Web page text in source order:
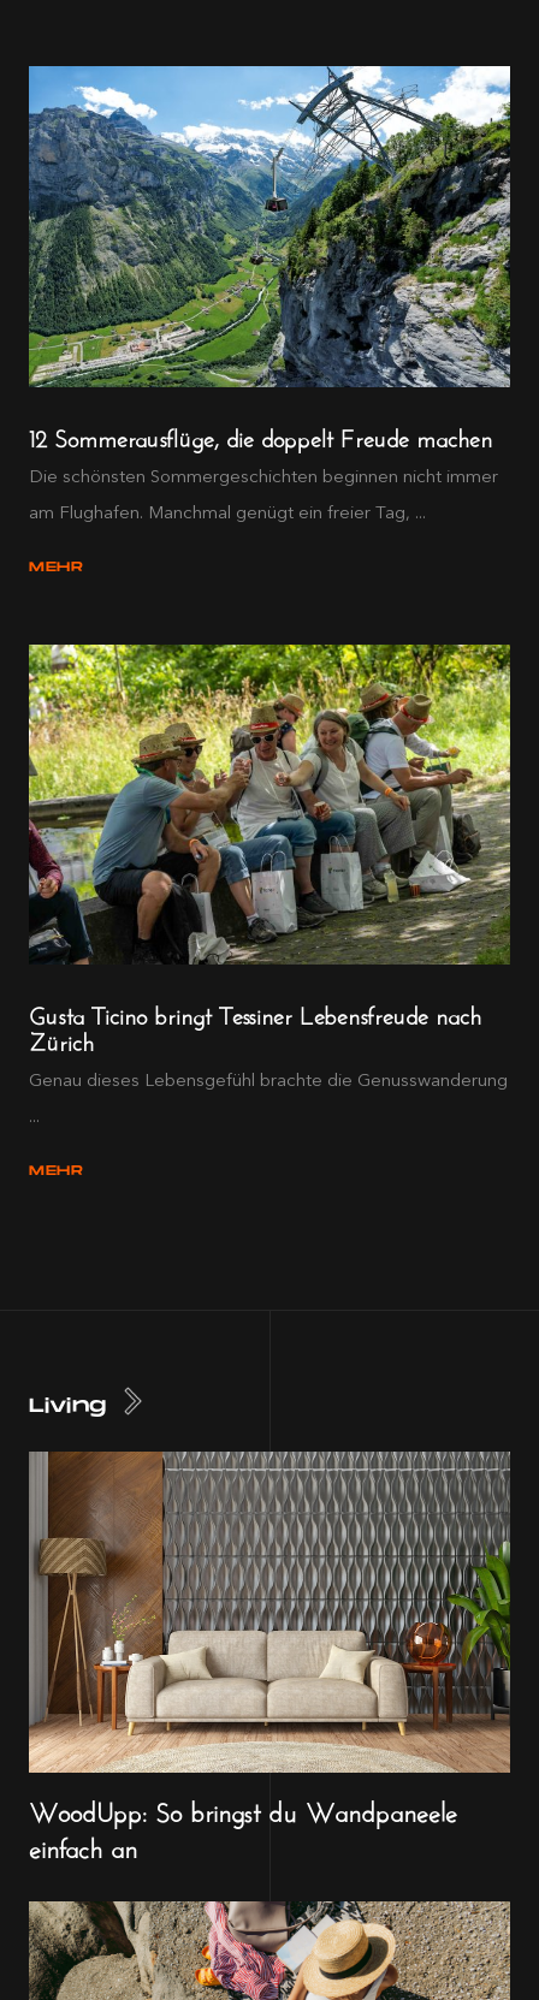
12 Sommerausflüge, die doppelt Freude machen
Die schönsten Sommergeschichten beginnen nicht immer
am Flughafen. Manchmal genügt ein freier Tag, ...
MEHR
Gusta Ticino bringt Tessiner Lebensfreude nach
Zürich
Genau dieses Lebensgefühl brachte die Genusswanderung
...
MEHR
Living
WoodUpp: So bringst du Wandpaneele
einfach an